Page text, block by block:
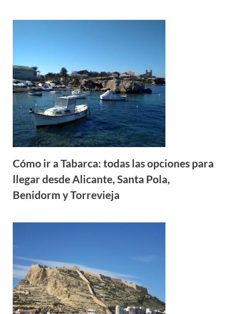
Cómo ir a Tabarca: todas las opciones para
llegar desde Alicante, Santa Pola,
Benidorm y Torrevieja